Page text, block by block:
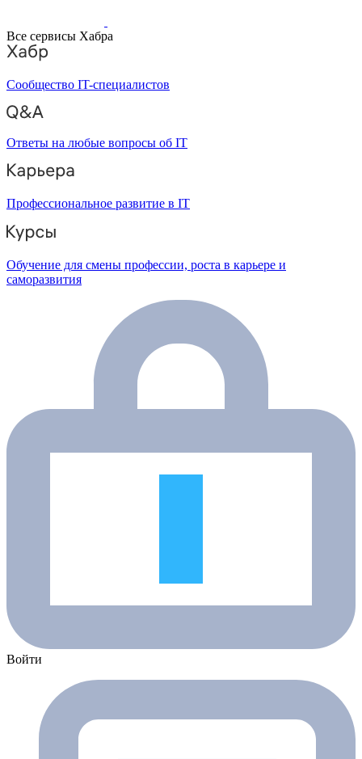
Все сервисы Хабра
Сообщество IT-специалистов
Ответы на любые вопросы об IT
Профессиональное развитие в IT
Обучение для смены профессии, роста в карьере и
саморазвития
Войти